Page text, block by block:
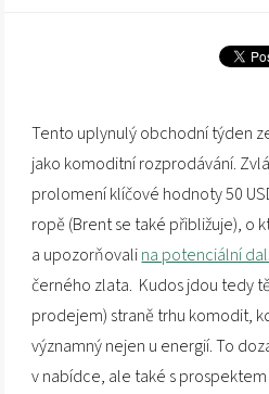
Tento uplynulý obchodní týden
jako komoditní rozprodávání.
prolomení klíčové hodnoty 50
ropě (Brent se také přibližuje), o
a upozorňovalina potenciální
černého zlata. Kudos jdou tedy
prodejem) straně trhu komodit,
významný nejen u energií. To
v nabídce, ale také s